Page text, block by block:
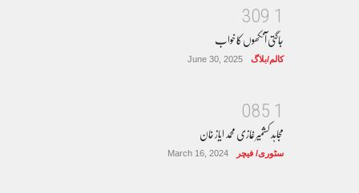
1
9
0
3
جاگتی آنکھوں کا خواب
کالم/بلاگ June 30, 2025
1
5
8
0
مجاہد کشمیر غازی محمد ایاز خان
سٹوری/ فیچر March 16, 2024